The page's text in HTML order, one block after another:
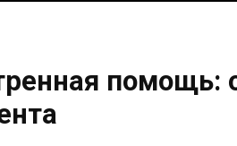
помощь: